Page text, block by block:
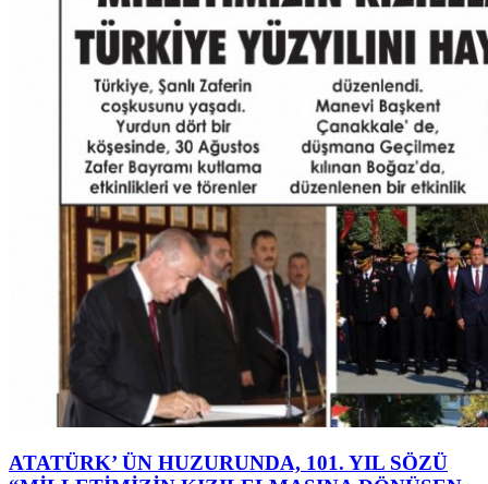
ATATÜRK’ ÜN HUZURUNDA, 101. YIL SÖZÜ